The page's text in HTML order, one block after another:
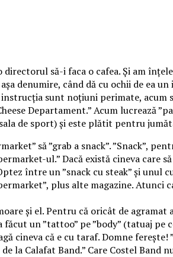
directorul să-i faca o cafea. Și am
denumire, când dă cu ochii de ea
sunt noțiuni perimate, acum
Departament.” Acum lucrează
de sport) și este plătit pentru
să ”grab a snack”. ”Snack”,
ul.” Dacă există cineva care
între un ”snack cu steak” și unul
plus alte magazine. Atunci
și el. Pentru că oricât de
un ”tattoo” pe ”body” (tatuaj pe
cineva că e cu taraf. Domne ferește!
la Calafat Band.” Care Costel Band